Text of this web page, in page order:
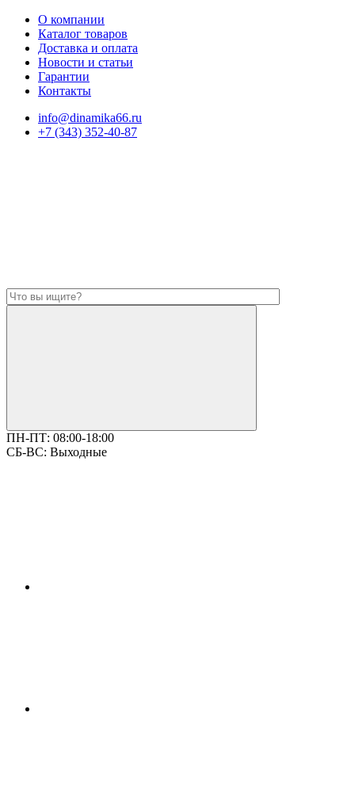
О компании
Каталог товаров
Доставка и оплата
Новости и статьи
Гарантии
Контакты
info@dinamika66.ru
+7 (343) 352-40-87
ПН-ПТ: 08:00-18:00
СБ-ВС: Выходные